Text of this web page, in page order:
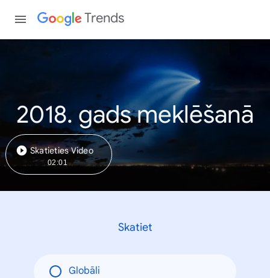
Trends
2018. gads meklēšanā
Skatieties Video
02:01
Skatiet
Globāli